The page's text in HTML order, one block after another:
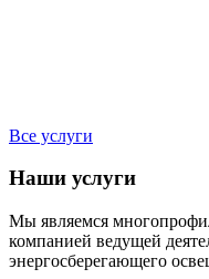
Все услуги
Наши услуги
Мы являемся
компанией ведущей
энергосберегающего